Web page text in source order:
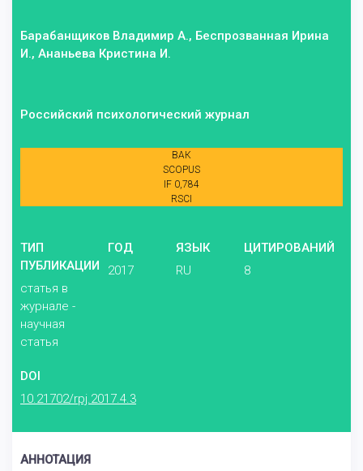
Барабанщиков Владимир А., Беспрозванная Ирина
И., Ананьева Кристина И.
Российский психологический журнал
ВАК
SCOPUS
IF 0,784
RSCI
ТИП
ПУБЛИКАЦИИ
статья в
журнале -
научная
статья
ГОД
2017
ЯЗЫК
RU
ЦИТИРОВАНИЙ
8
DOI
10.21702/rpj.2017.4.3
АННОТАЦИЯ